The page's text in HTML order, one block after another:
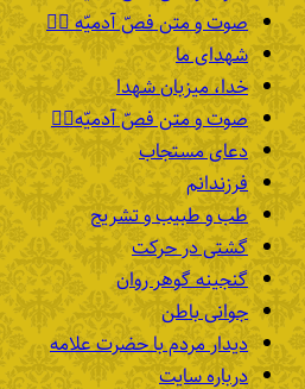
صوت و متن فصّ آدمیّه ۲️⃣
شهدای ما
خدا، میزبان شهدا
صوت و متن فصّ آدمیّه۱️⃣
دعای مستجاب
فرزندانم
طب و طبیب و تشریح
گشتی در حرکت
گنجینه گوهر روان
جوانی باطن
دیدار مردم با حضرت علامه
درباره سایت